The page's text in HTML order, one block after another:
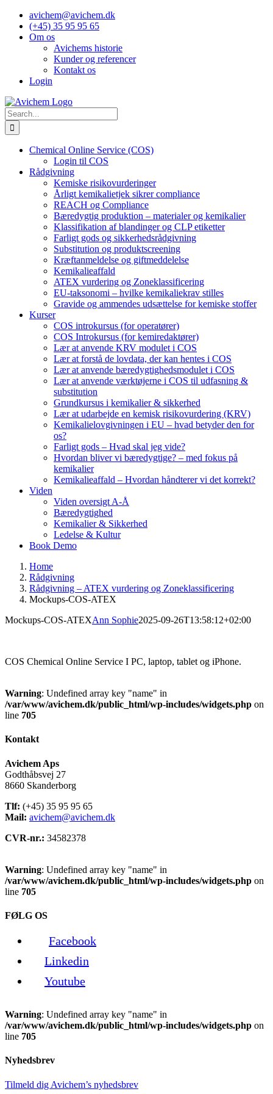
Skip
content
avichem@avichem.dk
(+45) 35 95 95 65
Om os
Avichems historie
Kunder og referencer
Kontakt os
Login
Search
for:
Chemical Online Service (COS)
Login til COS
Rådgivning
Kemiske risikovurderinger
Årligt kemikalietjek sikrer compliance
REACH og Compliance
Bæredygtig produktion – materialer og kemikalier
Klassifikation af blandinger og CLP etiketter
Farligt gods og sikkerhedsrådgivning
Substitution og produktscreening
Kræftanmeldelse og giftmeddelelse
Kemikalieaffald
ATEX vurdering og Zoneklassificering
EU-taksonomi – hvilke kemikaliekrav stilles
Gravide og ammendes udsættelse for kemiske stoffer
Kurser
COS introkursus (for operatører)
COS Introkursus (for kemiredaktører)
Lær at anvende KRV modulet i COS
Lær at forstå de lovdata, der kan hentes i COS
Lær at anvende bæredygtighedsmodulet i COS
Lær at anvende værktøjerne i COS til udfasning &
substitution
Grundkursus i kemikalier & sikkerhed
Lær at udarbejde en kemisk risikovurdering (KRV)
Kemikalielovgivningen i EU – hvad betyder den for
os?
Farligt gods – Hvad skal jeg vide?
Hvordan bliver vi bæredygtige? – med fokus på
kemikalier
Kemikalieaffald – Hvordan håndterer vi det korrekt?
Viden
Viden oversigt A-Å
Bæredygtighed
Kemikalier & Sikkerhed
Ledelse & Kultur
Book Demo
Home
Rådgivning
Rådgivning – ATEX vurdering og Zoneklassificering
Mockups-COS-ATEX
Mockups-COS-ATEXAnn Sophie2025-09-26T13:58:12+02:00
COS Chemical Online Service I PC, laptop, tablet og iPhone.
Warning: Undefined array key "name" in
/var/www/avichem.dk/public_html/wp-includes/widgets.php on
line 705
Kontakt
Avichem Aps
Godthåbsvej 27
8660 Skanderborg
Tlf: (+45) 35 95 95 65
Mail: avichem@avichem.dk
CVR-nr.: 34582378
Warning: Undefined array key "name" in
/var/www/avichem.dk/public_html/wp-includes/widgets.php on
line 705
FØLG OS
Facebook
Linkedin
Youtube
Warning: Undefined array key "name" in
/var/www/avichem.dk/public_html/wp-includes/widgets.php on
line 705
Nyhedsbrev
Tilmeld dig Avichem’s nyhedsbrev